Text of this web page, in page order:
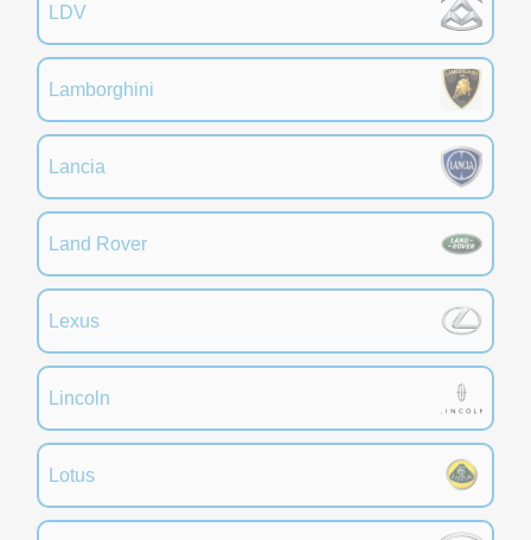
LDV
Lamborghini
Lancia
Land Rover
Lexus
Lincoln
Lotus